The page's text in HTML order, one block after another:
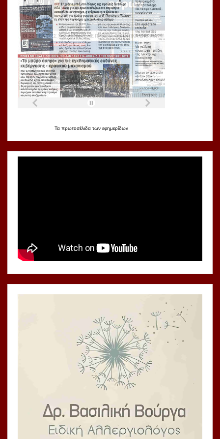
Τα πρωτοσέλιδα των εφημερίδων